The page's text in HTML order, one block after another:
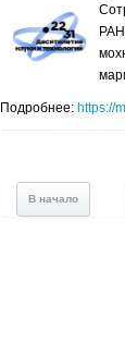
Подробнее: https://
В начало